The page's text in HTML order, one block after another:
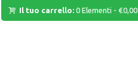
Il tuo carrello: 0 Elementi -€0,00